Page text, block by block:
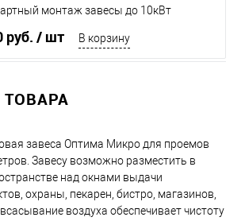
монтаж завесы до 10кВт
руб. / шт В корзину
завеса Оптима Микро для проемов
Завесу возможно разместить в
над окнами выдачи
охраны, пекарен, бистро, магазинов,
воздуха обеспечивает чистоту